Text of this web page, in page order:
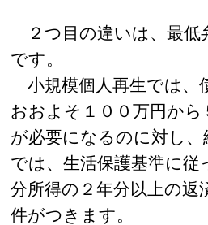
２つ目の違いは、最低
です。
小規模個人再生では、
おおよそ１００万円から
が必要になるのに対し、
では、生活保護基準に従
分所得の２年分以上の返
件がつきます。